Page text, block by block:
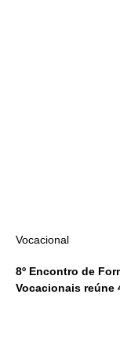
Vocacional
8º Encontro de
Vocacionais reúne